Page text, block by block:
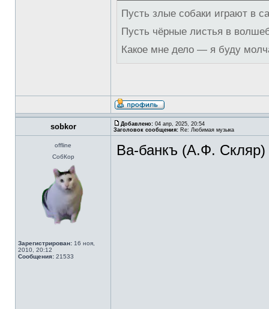
Пусть злые собаки играют в
Пусть чёрные листья в
Какое мне дело — я буду
sobkor Добавлено: 04 апр, 2025, 20:54
Заголовок сообщения: Re: Любимая музыка
offline
СобКор
Зарегистрирован: 16 ноя,
2010, 20:12
Сообщения: 21533
Ва-банкъ (А.Ф.